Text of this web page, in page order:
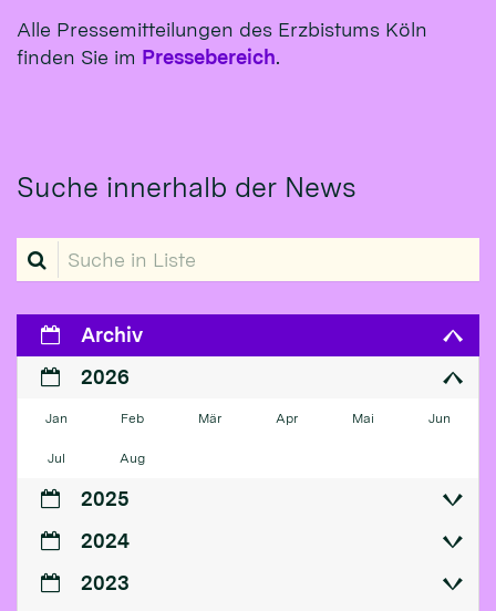
Alle Pressemitteilungen des Erzbistums Köln
finden Sie im Pressebereich.
Suche innerhalb der News
Suche in Liste
Archiv
2026
Jan Feb Mär Apr Mai Jun
Jul Aug
2025
2024
2023